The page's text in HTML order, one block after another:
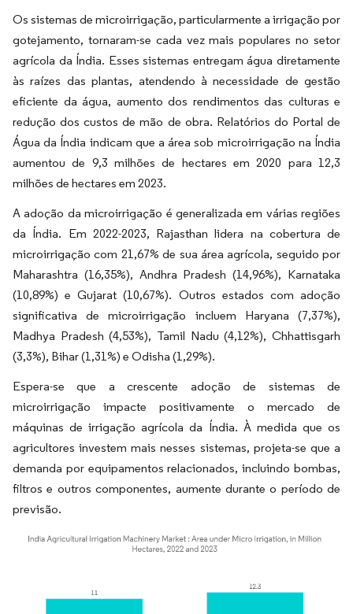
Os sistemas de microirrigação, particularmente a irrigação por
gotejamento, tornaram-se cada vez mais populares no setor
agrícola da Índia. Esses sistemas entregam água diretamente
às raízes das plantas, atendendo à necessidade de gestão
eficiente da água, aumento dos rendimentos das culturas e
redução dos custos de mão de obra. Relatórios do Portal de
Água da Índia indicam que a área sob microirrigação na Índia
aumentou de 9,3 milhões de hectares em 2020 para 12,3
milhões de hectares em 2023.
A adoção da microirrigação é generalizada em várias regiões
da Índia. Em 2022-2023, Rajasthan lidera na cobertura de
microirrigação com 21,67% de sua área agrícola, seguido por
Maharashtra (16,35%), Andhra Pradesh (14,96%), Karnataka
(10,89%) e Gujarat (10,67%). Outros estados com adoção
significativa de microirrigação incluem Haryana (7,37%),
Madhya Pradesh (4,53%), Tamil Nadu (4,12%), Chhattisgarh
(3,3%), Bihar (1,31%) e Odisha (1,29%).
Espera-se que a crescente adoção de sistemas de
microirrigação impacte positivamente o mercado de
máquinas de irrigação agrícola da Índia. À medida que os
agricultores investem mais nesses sistemas, projeta-se que a
demanda por equipamentos relacionados, incluindo bombas,
filtros e outros componentes, aumente durante o período de
previsão.